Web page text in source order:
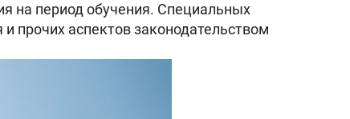
на период обучения. Специальных
прочих аспектов законодательством